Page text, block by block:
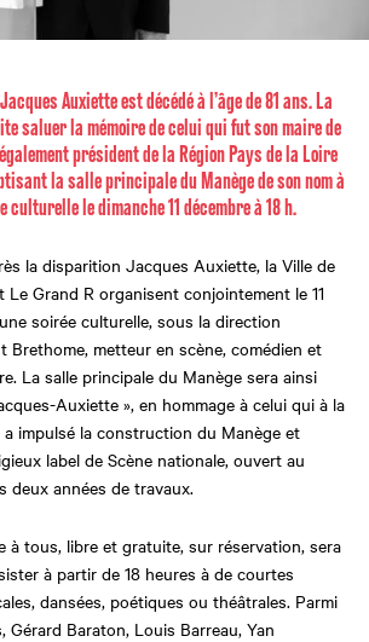
Jacques Auxiette est décédé à l’âge de 81 ans. La
saluer la mémoire de celui qui fut son maire de
président de la Région Pays de la Loire
la salle principale du Manège de son nom à
culturelle le dimanche 11 décembre à 18 h.
la disparition Jacques Auxiette, la Ville de
Le Grand R organisent conjointement le 11
soirée culturelle, sous la direction
Brethome, metteur en scène, comédien et
La salle principale du Manège sera ainsi
Auxiette », en hommage à celui qui à la
impulsé la construction du Manège et
label de Scène nationale, ouvert au
deux années de travaux.
à tous, libre et gratuite, sur réservation, sera
à partir de 18 heures à de courtes
dansées, poétiques ou théâtrales. Parmi
Gérard Baraton, Louis Barreau, Yan